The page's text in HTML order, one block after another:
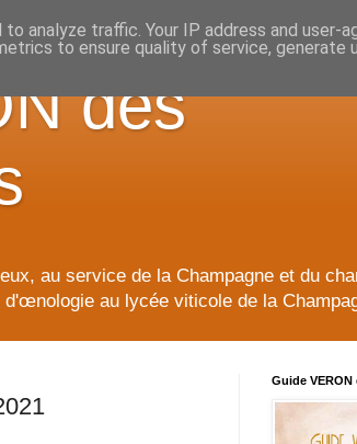
des
au service de la Champagne et du
au lycée viticole de la
Guide VERON
analyze traffic. Your IP address and user-
to ensure quality of service, generate